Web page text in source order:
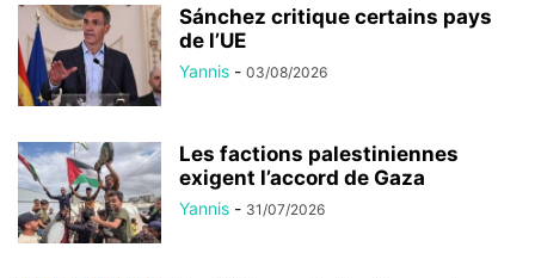
Sánchez critique certains pays
de l’UE
Yannis - 03/08/2026
Les factions palestiniennes
exigent l’accord de Gaza
Yannis - 31/07/2026